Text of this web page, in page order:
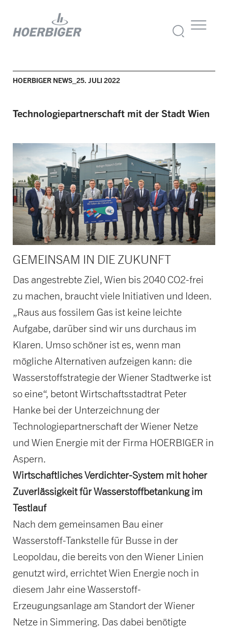
HOERBIGER NEWS_25. JULI 2022
Technologie­partner­schaft mit der Stadt Wien
GEMEINSAM IN DIE ZUKUNFT
Das angestrebte Ziel, Wien bis 2040 CO2-frei
zu machen, braucht viele Initiativen und Ideen.
„Raus aus fossilem Gas ist keine leichte
Aufgabe, darüber sind wir uns durchaus im
Klaren. Umso schöner ist es, wenn man
mögliche Alternativen aufzeigen kann: die
Wasserstoffstrategie der Wiener Stadtwerke ist
so eine“, betont Wirtschaftsstadtrat Peter
Hanke bei der Unterzeichnung der
Technologiepartnerschaft der Wiener Netze
und Wien Energie mit der Firma HOERBIGER in
Aspern.
Wirtschaftliches Verdichter-System mit hoher
Zuverlässigkeit für Wasserstoffbetankung im
Testlauf
Nach dem gemeinsamen Bau einer
Wasserstoff-Tankstelle für Busse in der
Leopoldau, die bereits von den Wiener Linien
genutzt wird, errichtet Wien Energie noch in
diesem Jahr eine Wasserstoff-
Erzeugungsanlage am Standort der Wiener
Netze in Simmering. Das dabei benötigte